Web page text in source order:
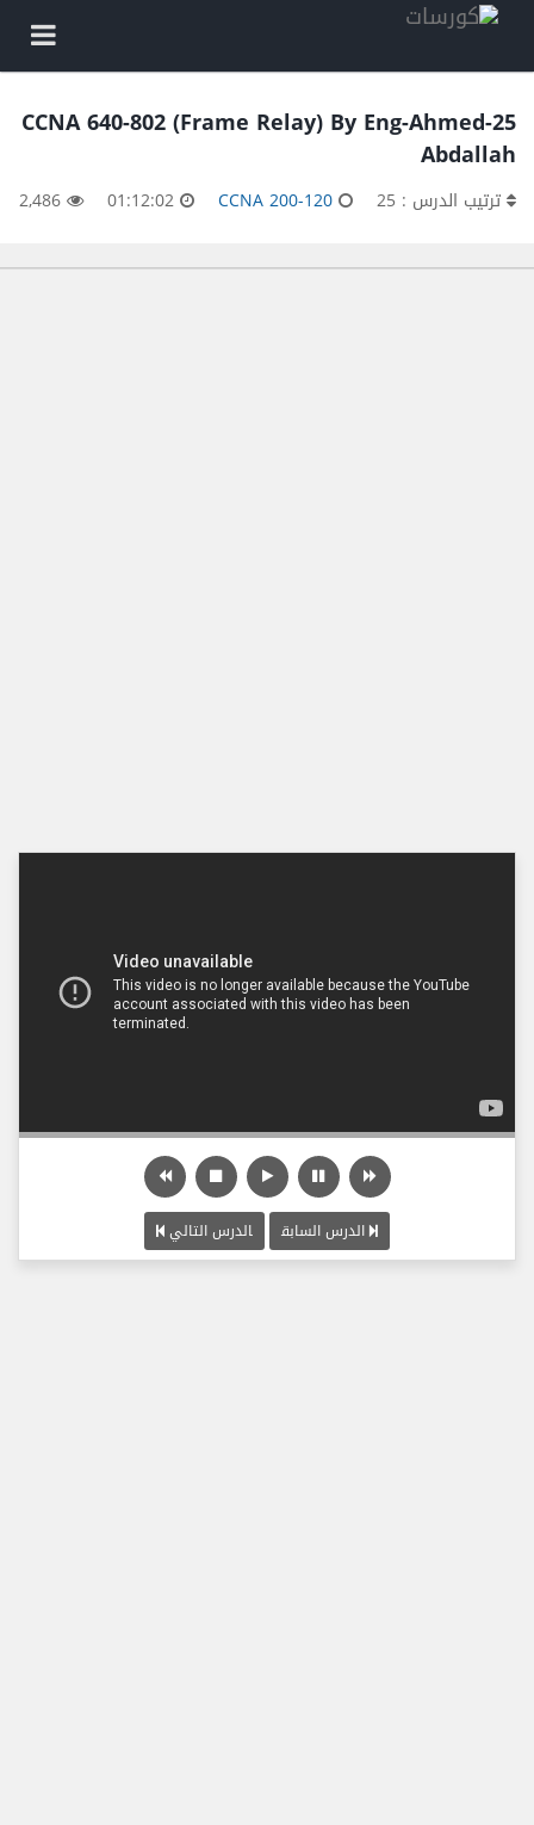
25-CCNA 640-802 (Frame Relay) By Eng-Ahmed
Abdallah
ترتيب الدرس : 25 CCNA 200-120
الدرس السابق الدرس التالي